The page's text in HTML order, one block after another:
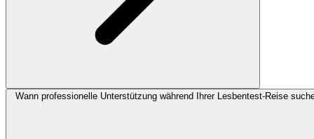
Wann professionelle Unterstützung während Ihrer Lesbentest-Reise